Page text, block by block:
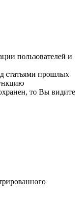
пользователей и
статьями прошлых
то Вы видите